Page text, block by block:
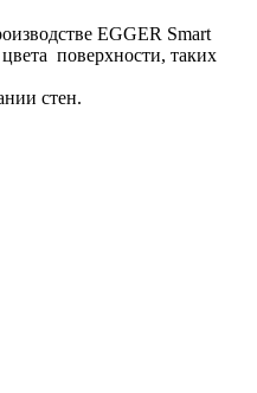
EGGER Smart
поверхности, таких
стен.